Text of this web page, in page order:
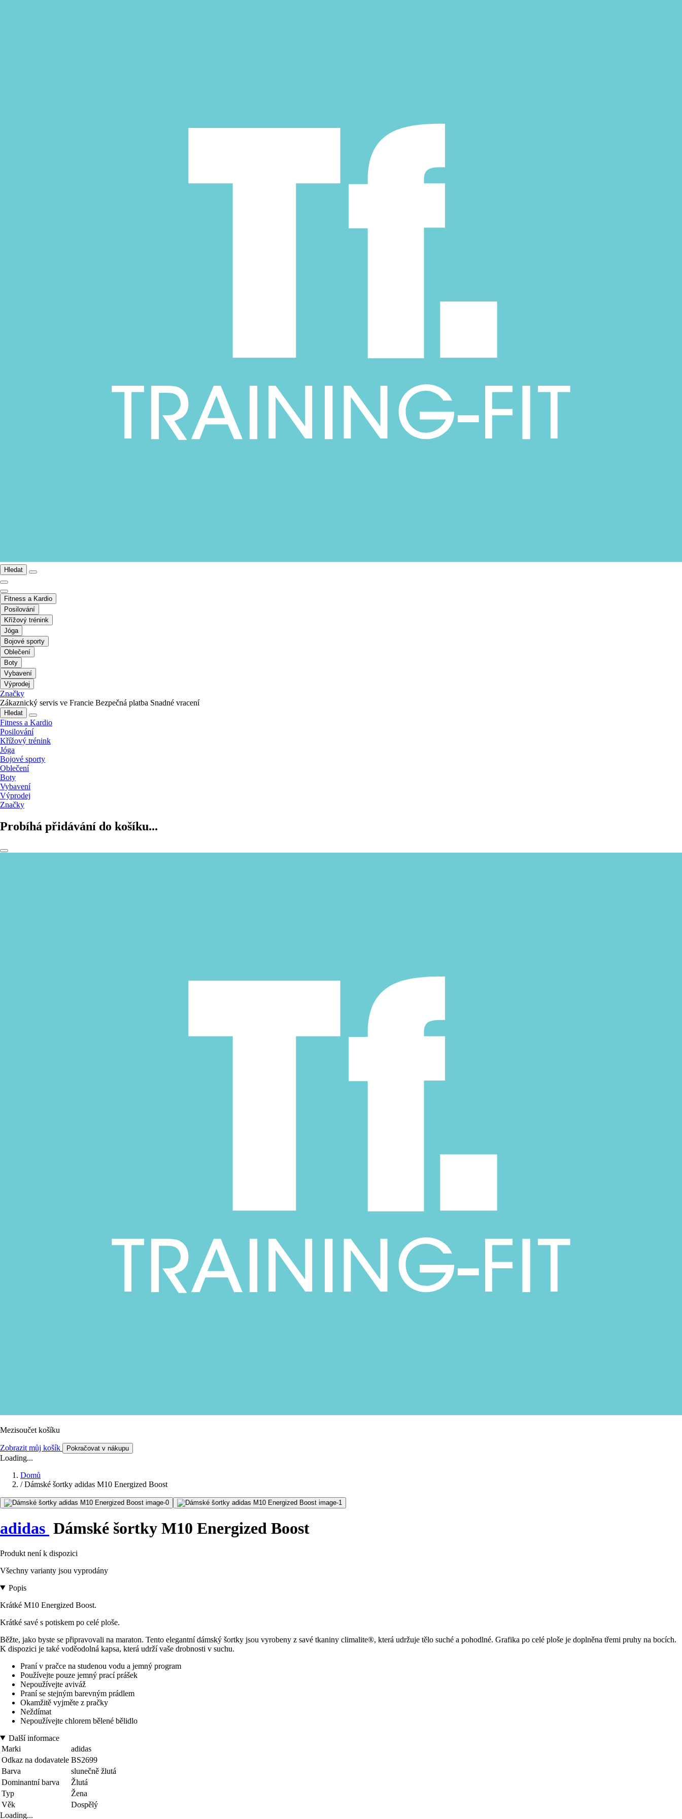
Hledat
Fitness a Kardio
Posilování
Křížový trénink
Jóga
Bojové sporty
Oblečení
Boty
Vybavení
Výprodej
Značky
Zákaznický servis ve Francie Bezpečná platba Snadné vracení
Hledat
Fitness a Kardio
Posilování
Křížový trénink
Jóga
Bojové sporty
Oblečení
Boty
Vybavení
Výprodej
Značky
Probíhá přidávání do košíku...
Mezisoučet košíku
Zobrazit můj košík Pokračovat v nákupu
Loading...
Domů
/ Dámské šortky adidas M10 Energized Boost
adidas Dámské šortky M10 Energized Boost
Produkt není k dispozici
Všechny varianty jsou vyprodány
Popis
Krátké M10 Energized Boost.
Krátké savé s potiskem po celé ploše.
Běžte, jako byste se připravovali na maraton. Tento elegantní dámský šortky jsou vyrobeny z savé tkaniny climalite®, která udržuje tělo suché a pohodlné. Grafika po celé ploše je doplněna třemi pruhy na bocích.
K dispozici je také voděodolná kapsa, která udrží vaše drobnosti v suchu.
Praní v pračce na studenou vodu a jemný program
Používejte pouze jemný prací prášek
Nepoužívejte aviváž
Praní se stejným barevným prádlem
Okamžitě vyjměte z pračky
Neždímat
Nepoužívejte chlorem bělené bělidlo
Další informace
Marki
adidas
Odkaz na dodavatele BS2699
Barva
slunečně žlutá
Dominantní barva
Žlutá
Typ
Žena
Věk
Dospělý
Loading...